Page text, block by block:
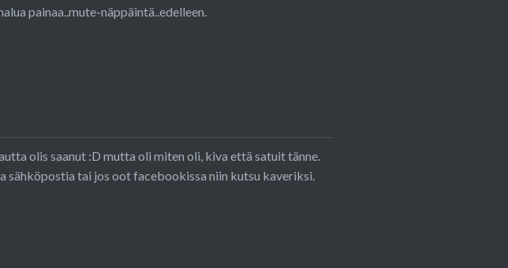
painaa..mute-näppäintä..edelleen.
olis saanut :D mutta oli miten oli, kiva että satuit tänne.
sähköpostia tai jos oot facebookissa niin kutsu kaveriksi.